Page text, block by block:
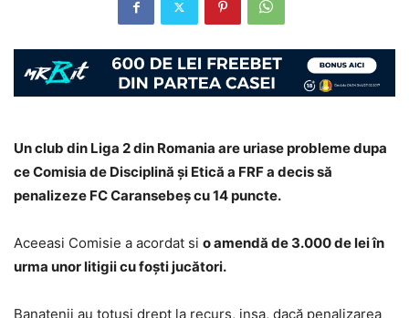
Un club din Liga 2 din Romania are uriase probleme dupa
ce Comisia de Disciplină și Etică a FRF a decis să
penalizeze FC Caransebeș cu 14 puncte.
Aceeasi Comisie a acordat si o amendă de 3.000 de lei în
urma unor litigii cu foști jucători.
Banatenii au totusi drept la recurs, insa, dacă penalizarea